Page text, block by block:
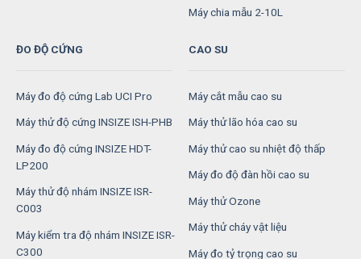
Máy chia mẫu 2-10L
ĐO ĐỘ CỨNG
Máy đo độ cứng Lab UCI Pro
Máy thử độ cứng INSIZE ISH-PHB
Máy đo độ cứng INSIZE HDT-
LP200
Máy thử độ nhám INSIZE ISR-
C003
Máy kiểm tra độ nhám INSIZE ISR-
C300
CAO SU
Máy cắt mẫu cao su
Máy thử lão hóa cao su
Máy thử cao su nhiệt độ thấp
Máy đo độ đàn hồi cao su
Máy thử Ozone
Máy thử cháy vật liệu
Máy đo tỷ trọng cao su